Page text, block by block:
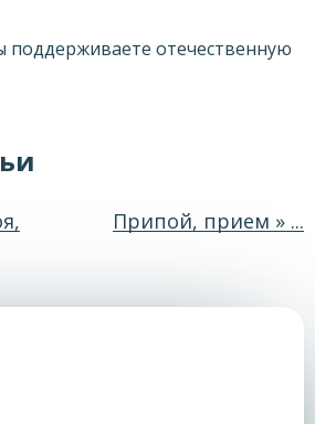
поддерживаете отечественную
Припой, прием » ...